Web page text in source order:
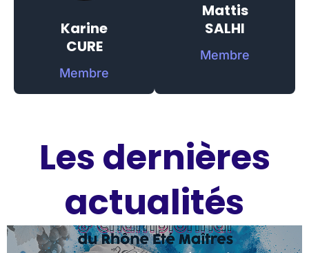
Karine
CURE
Membre
Mattis
SALHI
Membre
Les dernières
actualités